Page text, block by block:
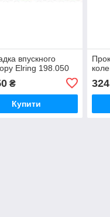
впускного
Elring 198.050
₴
Купити
324